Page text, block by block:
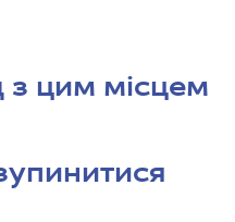
з цим місцем